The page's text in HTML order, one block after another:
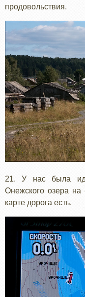
продовольствия.
21. У нас была
Онежского озера
карте дорога есть.